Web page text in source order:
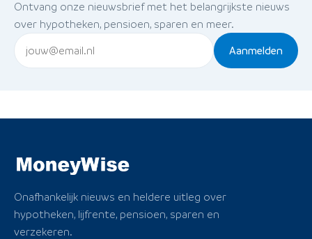
Ontvang onze nieuwsbrief met het belangrijkste nieuws
over hypotheken, pensioen, sparen en meer.
Aanmelden
Onafhankelijk nieuws en heldere uitleg over
hypotheken, lijfrente, pensioen, sparen en
verzekeren.